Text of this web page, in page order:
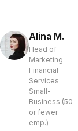
Alina M.
Head of
Marketing
Financial
Services
Small-
Business (50
or fewer
emp.)